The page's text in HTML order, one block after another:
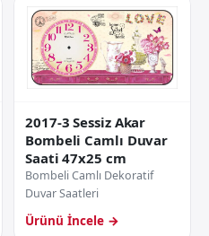
2017-3 Sessiz Akar
Bombeli Camlı Duvar
Saati 47x25 cm
Bombeli Camlı Dekoratif
Duvar Saatleri
Ürünü İncele →